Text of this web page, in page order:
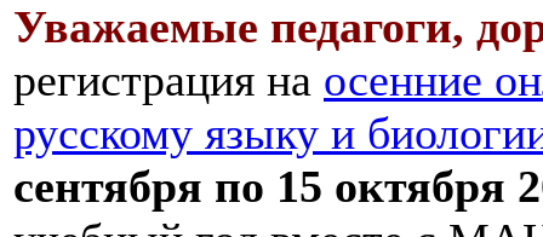
Уважаемые педагоги,
регистрация на осенние
русскому языку и
сентября по 15 октября